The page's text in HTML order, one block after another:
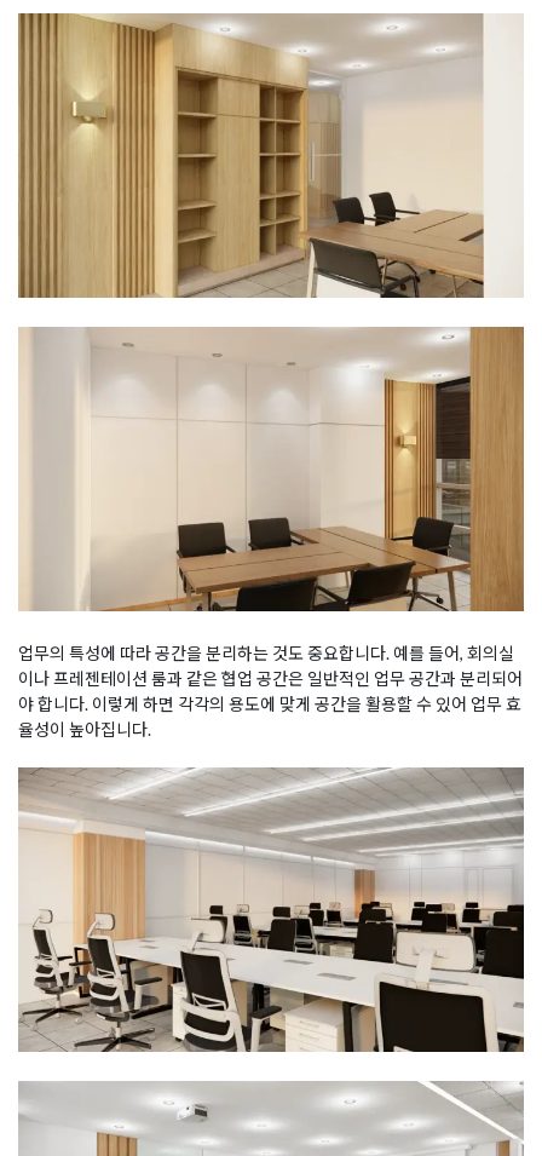
업무의 특성에 따라 공간을 분리하는 것도 중요합니다. 예를 들어, 회의실
이나 프레젠테이션 룸과 같은 협업 공간은 일반적인 업무 공간과 분리되어
야 합니다. 이렇게 하면 각각의 용도에 맞게 공간을 활용할 수 있어 업무 효
율성이 높아집니다.